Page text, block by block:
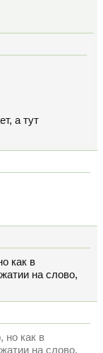
а тут
как в
на слово,
но как в
на слово,